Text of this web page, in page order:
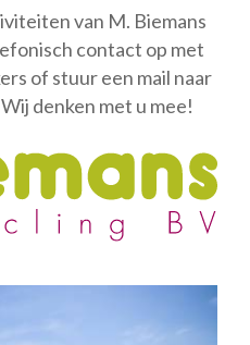
van M. Biemans
contact op met
of stuur een mail naar
Wij denken met u mee!